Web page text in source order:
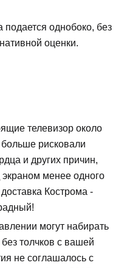
однобоко, без
оценки.
телевизор около
рисковали
и других причин,
менее одного
Кострома -
могут набирать
толчков с вашей
не соглашалось с